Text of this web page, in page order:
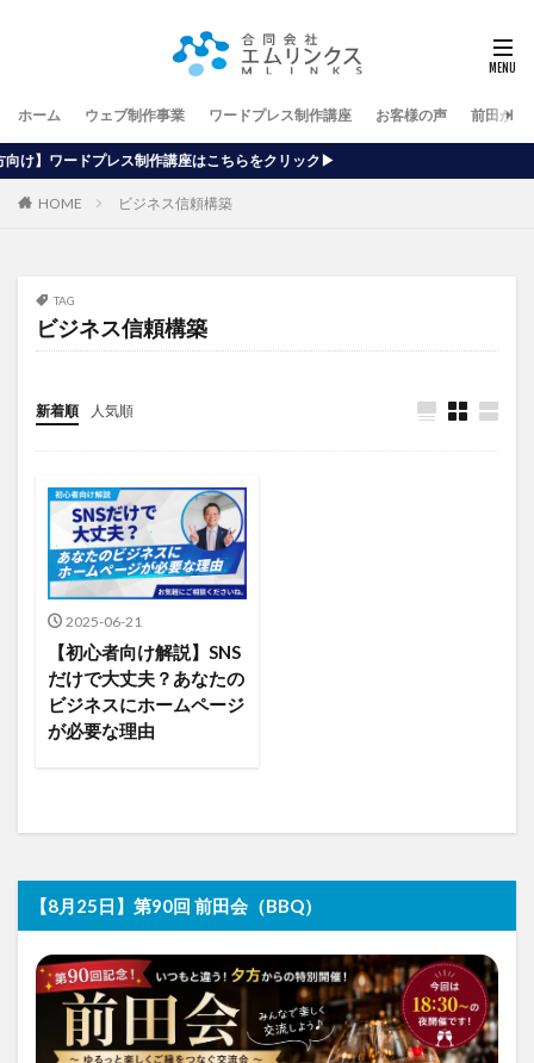
ホーム ウェブ制作事業 ワードプレス制作講座 お客様の声 前田が行
講座はこちらをクリック▶
HOME ビジネス信頼構築
TAG
ビジネス信頼構築
新着順 人気順
2025-06-21
【初心者向け解説】SNS
だけで大丈夫？あなたの
ビジネスにホームページ
が必要な理由
【8月25日】第90回 前田会（BBQ）